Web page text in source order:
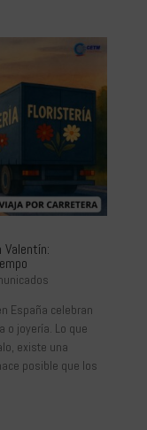
España celebran
o joyería. Lo que
existe una
posible que los